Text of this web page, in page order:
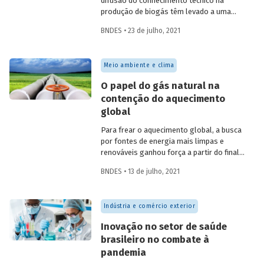
produção de biogás têm levado a uma
em operação e no volume produzido no
tímido diante do potencial de geração que
um país com um agronegócio tão
desenvolvido pode atingir. Entenda como
resíduos e efluentes das diferentes
atividades agropecuárias podem
contribuir para ampliar a geração de
BNDES • 23 de julho, 2021
Meio ambiente e clima
O papel do gás natural na
contenção do aquecimento
global
Para frear o aquecimento global, a busca
por fontes de energia mais limpas e
renováveis ganhou força a partir do final
mundial de redução das emissões de CO
energética segue crescendo, o gás
natural desponta como combustível
capaz de apoiar a transição para a
economia de baixo carbono, aproveitando
a infraestrutura já existente com menor
impacto ambiental do que outros
BNDES • 13 de julho, 2021
Indústria e comércio exterior
Inovação no setor de saúde
brasileiro no combate à
pandemia